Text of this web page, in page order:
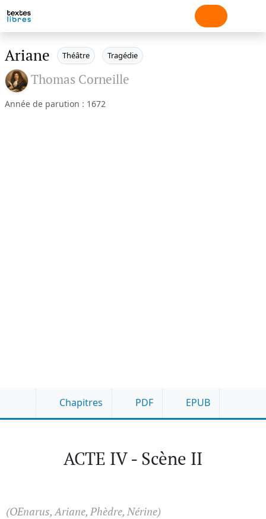
Ariane Théâtre Tragédie
Thomas Corneille
Année de parution : 1672
Chapitres PDF EPUB
ACTE IV - Scène II
(OEnarus, Ariane, Phèdre, Nérine)